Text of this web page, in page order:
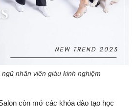
nhân viên giàu kinh nghiệm
còn mở các khóa đào tạo học